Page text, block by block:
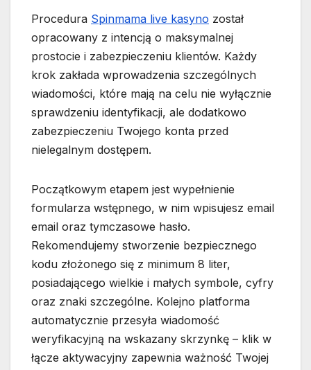
Procedura Spinmama live kasyno został
opracowany z intencją o maksymalnej
prostocie i zabezpieczeniu klientów. Każdy
krok zakłada wprowadzenia szczególnych
wiadomości, które mają na celu nie wyłącznie
sprawdzeniu identyfikacji, ale dodatkowo
zabezpieczeniu Twojego konta przed
nielegalnym dostępem.
Początkowym etapem jest wypełnienie
formularza wstępnego, w nim wpisujesz email
email oraz tymczasowe hasło.
Rekomendujemy stworzenie bezpiecznego
kodu złożonego się z minimum 8 liter,
posiadającego wielkie i małych symbole, cyfry
oraz znaki szczególne. Kolejno platforma
automatycznie przesyła wiadomość
weryfikacyjną na wskazany skrzynkę – klik w
łącze aktywacyjny zapewnia ważność Twojej